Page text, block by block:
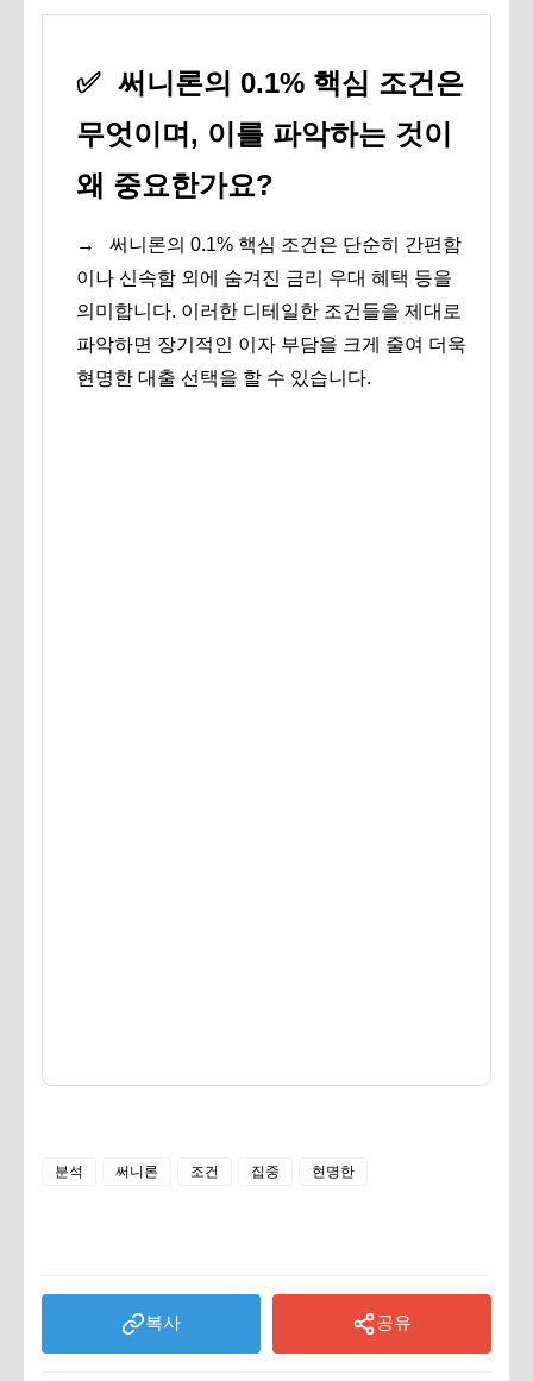
✅ 써니론의 0.1% 핵심 조건은
무엇이며, 이를 파악하는 것이
왜 중요한가요?
→
써니론의 0.1% 핵심 조건은 단순히 간편함
이나 신속함 외에 숨겨진 금리 우대 혜택 등을
의미합니다. 이러한 디테일한 조건들을 제대로
파악하면 장기적인 이자 부담을 크게 줄여 더욱
현명한 대출 선택을 할 수 있습니다.
분석 써니론 조건 집중 현명한
복사 공유